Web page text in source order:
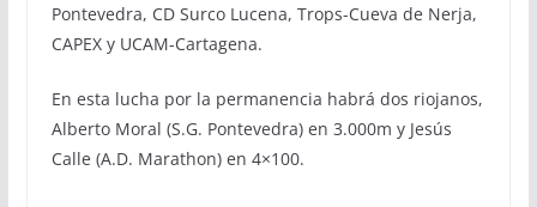
Pontevedra, CD Surco Lucena, Trops-Cueva de Nerja,
CAPEX y UCAM-Cartagena.
En esta lucha por la permanencia habrá dos riojanos,
Alberto Moral (S.G. Pontevedra) en 3.000m y Jesús
Calle (A.D. Marathon) en 4×100.